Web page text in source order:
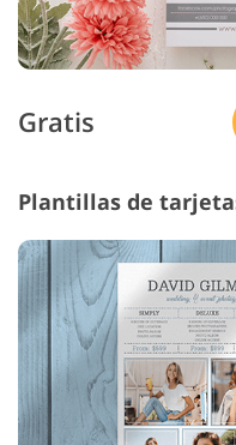
Gratis